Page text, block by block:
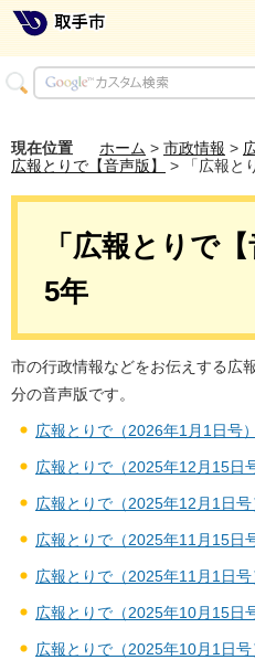
現在位置 ホーム > 市政情報 >
広報とりで【音声版】
> 「広報と
「広報とりで
5年
市の行政情報などをお伝えする広
分の音声版です。
広報とりで（2026年1月1日号
広報とりで（2025年12月15日
広報とりで（2025年12月1日号
広報とりで（2025年11月15日
広報とりで（2025年11月1日号
広報とりで（2025年10月15日
広報とりで（2025年10月1日号